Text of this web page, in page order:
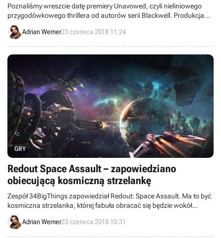
Poznaliśmy wreszcie datę premiery Unavowed, czyli nieliniowego
przygodówkowego thrillera od autorów serii Blackwell. Produkcja
ukaże się w sierpniu, a oczekiwanie na nią umilić powinien nowy
zwiastun.Adrian Werner23 czerwca 2018 11:24
GRY
Redout Space Assault – zapowiedziano
obiecującą kosmiczną strzelankę
Zespół 34BigThings zapowiedział Redout: Space Assault. Ma to być
kosmiczna strzelanka, której fabuła obracać się będzie wokół
wyścigu statków kolonizacyjnych do najbardziej obiecujących
nowych światów. Produkcja zaoferuje zarówno tryb dla
Adrian Werner23 czerwca 2018 10:31